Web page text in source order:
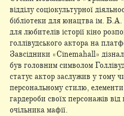
відділу соціокультурної
бібліотеки для юнацтва ім.
для любителів історії кіно
голлівудського актора на
Завсідники «Cinemahall»
був головним символом
статус актор заслужив у тому
персональному стилю,
гардероби своїх персонажів
очільника мафії.